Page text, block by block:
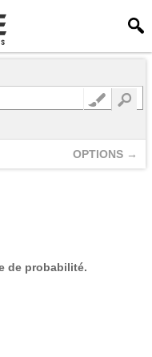
OPTIONS →
de probabilité.